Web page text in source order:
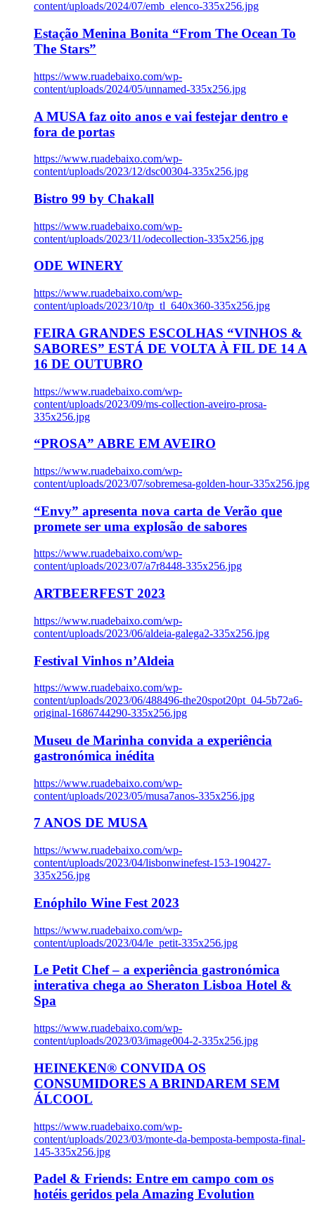
content/uploads/2024/07/emb_elenco-335x256.jpg
Estação Menina Bonita “From The Ocean To
The Stars”
https://www.ruadebaixo.com/wp-
content/uploads/2024/05/unnamed-335x256.jpg
A MUSA faz oito anos e vai festejar dentro e
fora de portas
https://www.ruadebaixo.com/wp-
content/uploads/2023/12/dsc00304-335x256.jpg
Bistro 99 by Chakall
https://www.ruadebaixo.com/wp-
content/uploads/2023/11/odecollection-335x256.jpg
ODE WINERY
https://www.ruadebaixo.com/wp-
content/uploads/2023/10/tp_tl_640x360-335x256.jpg
FEIRA GRANDES ESCOLHAS “VINHOS &
SABORES” ESTÁ DE VOLTA À FIL DE 14 A
16 DE OUTUBRO
https://www.ruadebaixo.com/wp-
content/uploads/2023/09/ms-collection-aveiro-prosa-
335x256.jpg
“PROSA” ABRE EM AVEIRO
https://www.ruadebaixo.com/wp-
content/uploads/2023/07/sobremesa-golden-hour-335x256.jpg
“Envy” apresenta nova carta de Verão que
promete ser uma explosão de sabores
https://www.ruadebaixo.com/wp-
content/uploads/2023/07/a7r8448-335x256.jpg
ARTBEERFEST 2023
https://www.ruadebaixo.com/wp-
content/uploads/2023/06/aldeia-galega2-335x256.jpg
Festival Vinhos n’Aldeia
https://www.ruadebaixo.com/wp-
content/uploads/2023/06/488496-the20spot20pt_04-5b72a6-
original-1686744290-335x256.jpg
Museu de Marinha convida a experiência
gastronómica inédita
https://www.ruadebaixo.com/wp-
content/uploads/2023/05/musa7anos-335x256.jpg
7 ANOS DE MUSA
https://www.ruadebaixo.com/wp-
content/uploads/2023/04/lisbonwinefest-153-190427-
335x256.jpg
Enóphilo Wine Fest 2023
https://www.ruadebaixo.com/wp-
content/uploads/2023/04/le_petit-335x256.jpg
Le Petit Chef – a experiência gastronómica
interativa chega ao Sheraton Lisboa Hotel &
Spa
https://www.ruadebaixo.com/wp-
content/uploads/2023/03/image004-2-335x256.jpg
HEINEKEN® CONVIDA OS
CONSUMIDORES A BRINDAREM SEM
ÁLCOOL
https://www.ruadebaixo.com/wp-
content/uploads/2023/03/monte-da-bemposta-bemposta-final-
145-335x256.jpg
Padel & Friends: Entre em campo com os
hotéis geridos pela Amazing Evolution